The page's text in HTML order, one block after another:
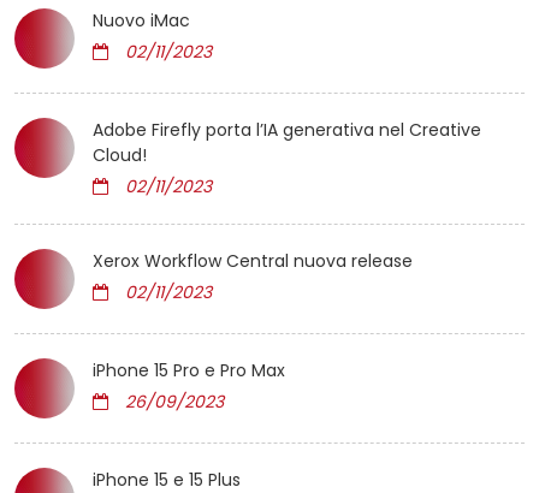
Nuovo iMac
02/11/2023
Adobe Firefly porta l’IA generativa nel Creative
Cloud!
02/11/2023
Xerox Workflow Central nuova release
02/11/2023
iPhone 15 Pro e Pro Max
26/09/2023
iPhone 15 e 15 Plus